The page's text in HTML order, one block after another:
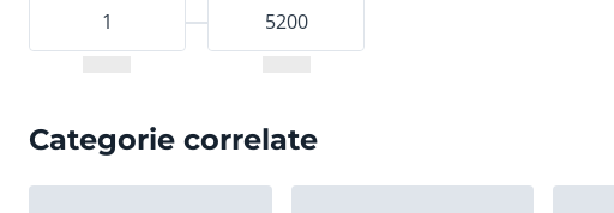
Categorie correlate